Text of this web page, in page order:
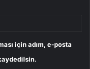
için adım, e-posta